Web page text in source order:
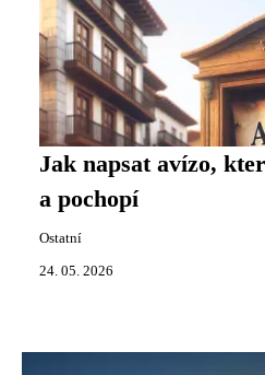
Jak napsat avízo,
a pochopí
Ostatní
24. 05. 2026